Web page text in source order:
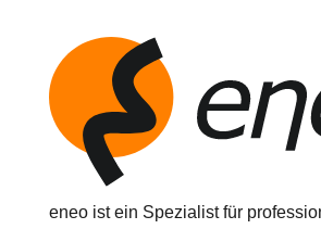
eneo ist ein Spezialist für